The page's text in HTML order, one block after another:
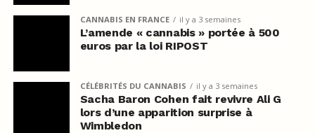
CANNABIS EN FRANCE il y a 3 semaines
L’amende « cannabis » portée à 500
euros par la loi RIPOST
CÉLÉBRITÉS DU CANNABIS il y a 3 semaines
Sacha Baron Cohen fait revivre Ali G
lors d’une apparition surprise à
Wimbledon